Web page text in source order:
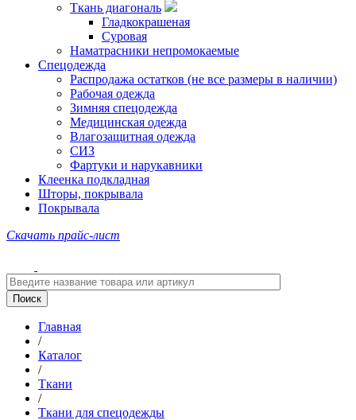
Ткань диагональ
Гладкокрашеная
Суровая
Наматрасники непромокаемые
Спецодежда
Распродажа остатков (не все размеры в наличии)
Рабочая одежда
Зимняя спецодежда
Медицинская одежда
Влагозащитная одежда
СИЗ
Фартуки и нарукавники
Клеенка подкладная
Шторы, покрывала
Покрывала
Скачать прайс-лист
Главная
/
Каталог
/
Ткани
/
Ткани для спецодежды